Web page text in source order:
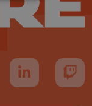
nous sur YouTube
Suivez-nous